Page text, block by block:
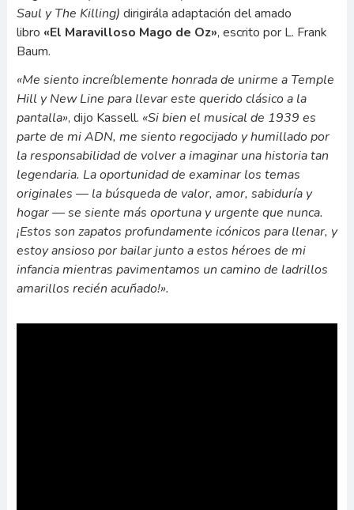
Saul y The Killing) dirigirála adaptación del amado
libro «El Maravilloso Mago de Oz», escrito por L. Frank
Baum.
«Me siento increíblemente honrada de unirme a Temple
Hill y New Line para llevar este querido clásico a la
pantalla», dijo Kassell. «Si bien el musical de 1939 es
parte de mi ADN, me siento regocijado y humillado por
la responsabilidad de volver a imaginar una historia tan
legendaria. La oportunidad de examinar los temas
originales — la búsqueda de valor, amor, sabiduría y
hogar — se siente más oportuna y urgente que nunca.
¡Estos son zapatos profundamente icónicos para llenar, y
estoy ansioso por bailar junto a estos héroes de mi
infancia mientras pavimentamos un camino de ladrillos
amarillos recién acuñado!».